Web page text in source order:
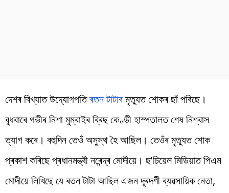
দেশৰ বিখ্যাত উদ্যোগপতিৰতন টাটাৰমৃত্যুত শোকৰ ছাঁ পৰিছে।
বুধবাৰে গভীৰ নিশা মুম্বাইৰ ব্ৰিছ কেণ্ডী হাস্পতালত শেষ নিশ্বাস
ত্যাগ কৰে। বহুদিন তেওঁ অসুস্থ হৈ আছিল। তেওঁৰ মৃত্যুত শোক
প্ৰকাশ কৰিছে প্ৰধানমন্ত্ৰী নৰেন্দ্ৰ মোদীয়ে। ছ’চিয়েল মিডিয়াত পিএম
মোদীয়ে লিখিছে যে ৰতন টাটা আছিল এজন দূৰদৰ্শী ব্যৱসায়িক নেতা,